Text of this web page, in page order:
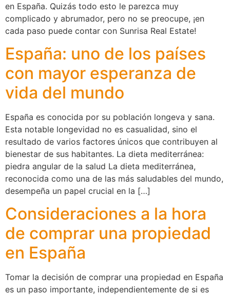
en España. Quizás todo esto le parezca muy
complicado y abrumador, pero no se preocupe, ¡en
cada paso puede contar con Sunrisa Real Estate!
España: uno de los países
con mayor esperanza de
vida del mundo
España es conocida por su población longeva y sana.
Esta notable longevidad no es casualidad, sino el
resultado de varios factores únicos que contribuyen al
bienestar de sus habitantes. La dieta mediterránea:
piedra angular de la salud La dieta mediterránea,
reconocida como una de las más saludables del mundo,
desempeña un papel crucial en la […]
Consideraciones a la hora
de comprar una propiedad
en España
Tomar la decisión de comprar una propiedad en España
es un paso importante, independientemente de si es